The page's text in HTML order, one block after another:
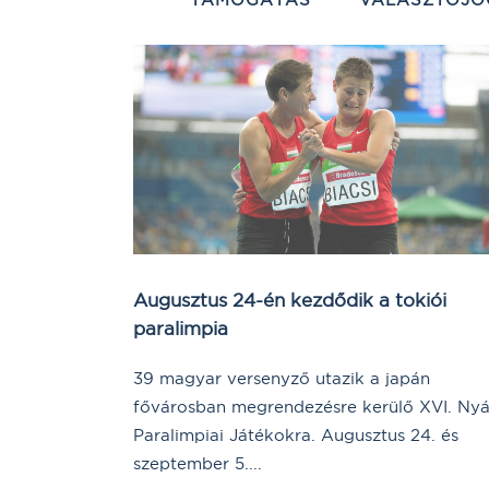
Augusztus 24-én kezdődik a tokiói
paralimpia
39 magyar versenyző utazik a japán
fővárosban megrendezésre kerülő XVI.
Paralimpiai Játékokra. Augusztus 24. és
szeptember 5....